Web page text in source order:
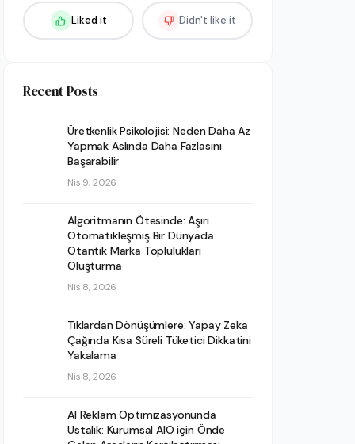
Liked it Didn't like it
Recent Posts
Üretkenlik Psikolojisi: Neden Daha Az
Yapmak Aslında Daha Fazlasını
Başarabilir
Nis 9, 2026
Algoritmanın Ötesinde: Aşırı
Otomatikleşmiş Bir Dünyada
Otantik Marka Toplulukları
Oluşturma
Nis 8, 2026
Tıklardan Dönüşümlere: Yapay Zeka
Çağında Kısa Süreli Tüketici Dikkatini
Yakalama
Nis 8, 2026
AI Reklam Optimizasyonunda
Ustalık: Kurumsal AIO için Önde